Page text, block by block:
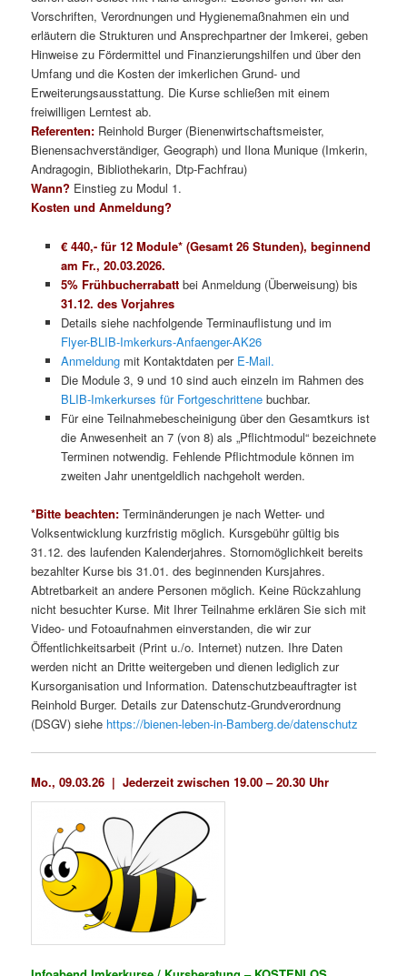
Vorschriften, Verordnungen und Hygienemaßnahmen ein und
erläutern die Strukturen und Ansprechpartner der Imkerei, geben
Hinweise zu Fördermittel und Finanzierungshilfen und über den
Umfang und die Kosten der imkerlichen Grund- und
Erweiterungsausstattung. Die Kurse schließen mit einem
freiwilligen Lerntest ab.
Referenten: Reinhold Burger (Bienenwirtschaftsmeister,
Bienensachverständiger, Geograph) und Ilona Munique (Imkerin,
Andragogin, Bibliothekarin, Dtp-Fachfrau)
Wann? Einstieg zu Modul 1.
Kosten und Anmeldung?
€ 440,- für 12 Module* (Gesamt 26 Stunden), beginnend
am Fr., 20.03.2026.
5% Frühbucherrabattbei Anmeldung (Überweisung) bis
31.12. des Vorjahres
Details siehe nachfolgende Terminauflistung und im
Flyer-BLIB-Imkerkurs-Anfaenger-AK26
Anmeldungmit Kontaktdaten per E-Mail.
Die Module 3, 9 und 10 sind auch einzeln im Rahmen des
BLIB-Imkerkurses für Fortgeschrittenebuchbar.
Für eine Teilnahmebescheinigung über den Gesamtkurs ist
die Anwesenheit an 7 (von 8) als „Pflichtmodul“ bezeichnete
Terminen notwendig. Fehlende Pflichtmodule können im
zweiten Jahr unentgeldlich nachgeholt werden.
*Bitte beachten: Terminänderungen je nach Wetter- und
Volksentwicklung kurzfristig möglich. Kursgebühr gültig bis
31.12. des laufenden Kalenderjahres. Stornomöglichkeit bereits
bezahlter Kurse bis 31.01. des beginnenden Kursjahres.
Abtretbarkeit an andere Personen möglich. Keine Rückzahlung
nicht besuchter Kurse. Mit Ihrer Teil­nahme erklären Sie sich mit
Video- und Fotoaufnahmen einverstanden, die wir zur
Öffentlichkeitsarbeit (Print u./o. Internet) nutzen. Ihre Daten
werden nicht an Dritte weitergeben und dienen lediglich zur
Kursorganisation und Information. Datenschutzbeauftragter ist
Reinhold Burger. Details zur Datenschutz-Grundverordnung
(DSGV) siehe https://bienen-leben-in-Bamberg.de/datenschutz
Mo., 09.03.26 | Jederzeit zwischen 19.00 – 20.30 Uhr